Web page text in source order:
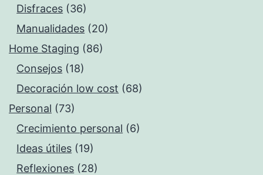
Disfraces (36)
Manualidades (20)
Home Staging (86)
Consejos (18)
Decoración low cost (68)
Personal (73)
Crecimiento personal (6)
Ideas útiles (19)
Reflexiones (28)